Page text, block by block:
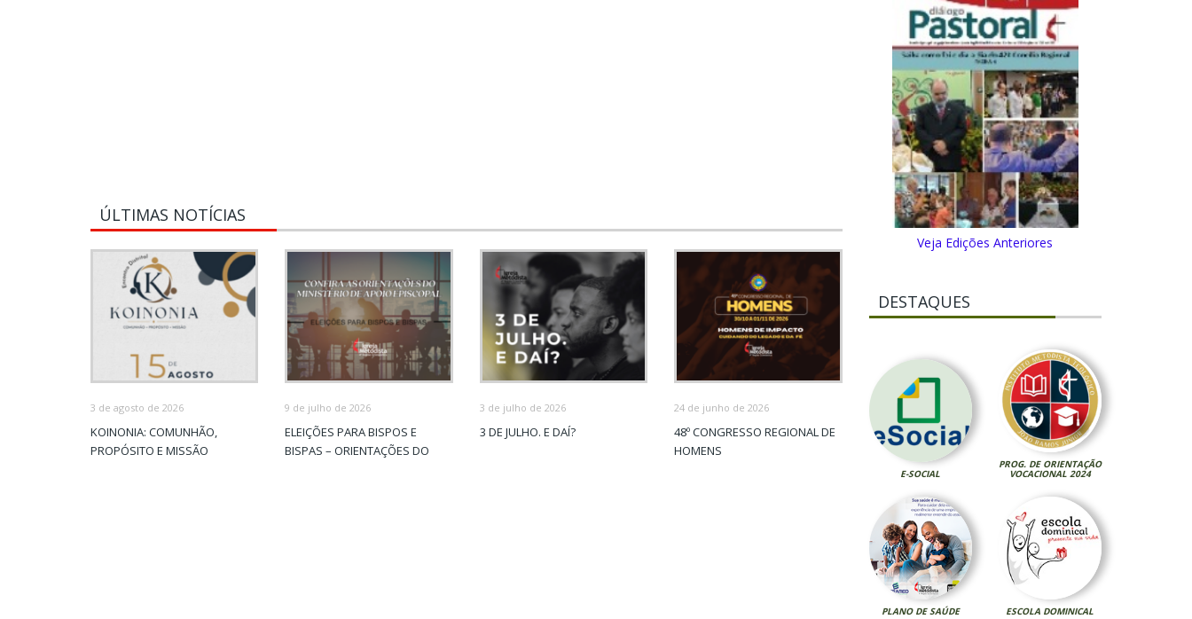
ÚLTIMAS NOTÍCIAS
3 de agosto de 2026
KOINONIA: COMUNHÃO,
PROPÓSITO E MISSÃO
9 de julho de 2026
ELEIÇÕES PARA BISPOS E
BISPAS – ORIENTAÇÕES DO
3 de julho de 2026
3 DE JULHO. E DAÍ?
24 de junho de 2026
48º CONGRESSO REGIONAL DE
HOMENS
Veja Edições Anteriores
DESTAQUES
E-SOCIAL
PROG. DE ORIENTAÇÃO
VOCACIONAL 2024
PLANO DE SAÚDE ESCOLA DOMINICAL